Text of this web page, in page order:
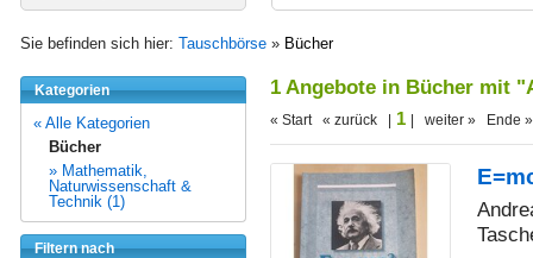
Sie befinden sich hier: Tauschbörse » Bücher
Kategorien
« Alle Kategorien
Bücher
» Mathematik,
Naturwissenschaft &
Technik (1)
Filtern nach
1 Angebote in Bücher mit
« Start « zurück | 1 | weiter » Ende »